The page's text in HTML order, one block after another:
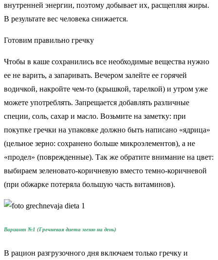
внутренней энергии, поэтому добывает их, расщепляя жиры.
В результате вес человека снижается.
Готовим правильно гречку
Чтобы в каше сохранились все необходимые вещества нужно
ее не варить, а запаривать. Вечером залейте ее горячей
водичкой, накройте чем-то (крышкой, тарелкой) и утром уже
можете употреблять. Запрещается добавлять различные
специи, соль, сахар и масло. Возьмите на заметку: при
покупке гречки на упаковке должно быть написано «ядрица»
(цельное зерно: сохранено больше микроэлементов), а не
«продел» (поврежденные). Так же обратите внимание на цвет:
выбираем зеленовато-коричневую вместо темно-коричневой
(при обжарке потеряла большую часть витаминов).
Вариант №1 (Гречневая диета меню на день)
В рацион разгрузочного дня включаем только гречку и